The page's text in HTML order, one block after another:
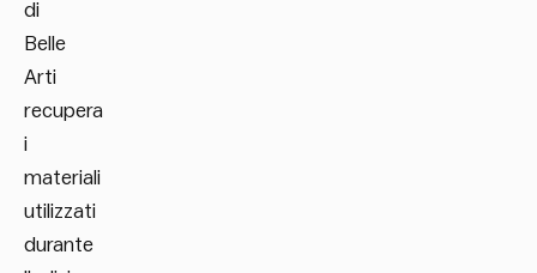
di
Belle
Arti
recupera
i
materiali
utilizzati
durante